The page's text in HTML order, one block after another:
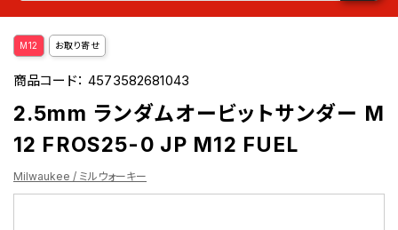
M12 お取り寄せ
商品コード：4573582681043
2.5mm ランダムオービットサンダー M
12 FROS25-0 JP M12 FUEL
Milwaukee / ミルウォーキー